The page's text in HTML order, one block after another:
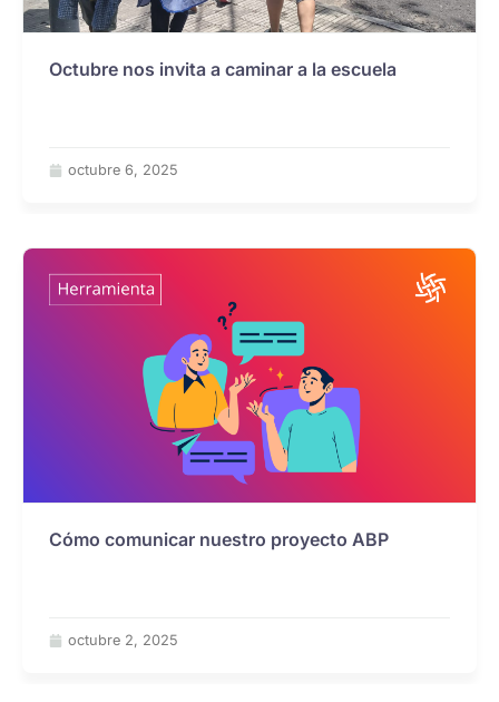
Octubre nos invita a caminar a la escuela
octubre 6, 2025
Cómo comunicar nuestro proyecto ABP
octubre 2, 2025